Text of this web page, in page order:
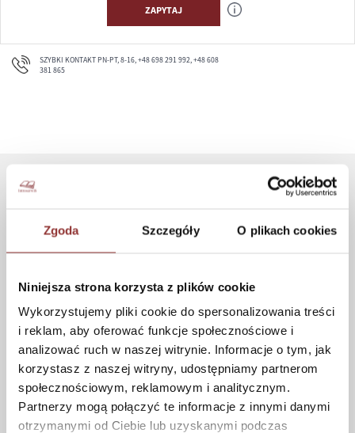
Zgoda Szczegóły O plikach cookies
Niniejsza strona korzysta z plików cookie
Wykorzystujemy pliki cookie do spersonalizowania treści
i reklam, aby oferować funkcje społecznościowe i
analizować ruch w naszej witrynie. Informacje o tym, jak
korzystasz z naszej witryny, udostępniamy partnerom
społecznościowym, reklamowym i analitycznym.
Partnerzy mogą połączyć te informacje z innymi danymi
otrzymanymi od Ciebie lub uzyskanymi podczas
ZAPYTAJ
SZYBKI KONTAKT PN-PT, 8-16, +48 698 291 992, +48 608
381 865
Jak kupować
Koszt dostawy
Informacje techniczne
POMOC
Regulamin